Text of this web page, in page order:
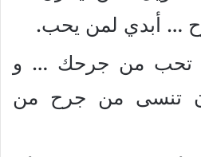
… أبدي لمن يحب.
تحب من جرحك … و
تنسى من جرح من